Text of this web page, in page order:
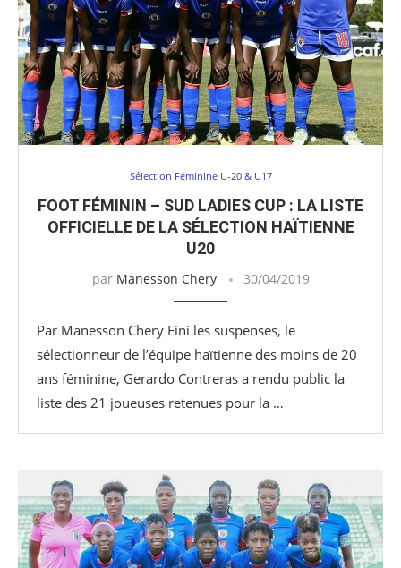
Sélection Féminine U-20 & U17
FOOT FÉMININ – SUD LADIES CUP : LA LISTE
OFFICIELLE DE LA SÉLECTION HAÏTIENNE
U20
par Manesson Chery 30/04/2019
Par Manesson Chery Fini les suspenses, le
sélectionneur de l’équipe haïtienne des moins de 20
ans féminine, Gerardo Contreras a rendu public la
liste des 21 joueuses retenues pour la …